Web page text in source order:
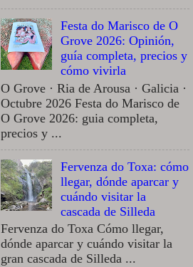
Festa do Marisco de O
Grove 2026: Opinión,
guía completa, precios y
cómo vivirla
O Grove · Ria de Arousa · Galicia ·
Octubre 2026 Festa do Marisco de
O Grove 2026: guia completa,
precios y ...
Fervenza do Toxa: cómo
llegar, dónde aparcar y
cuándo visitar la
cascada de Silleda
Fervenza do Toxa Cómo llegar,
dónde aparcar y cuándo visitar la
gran cascada de Silleda ...